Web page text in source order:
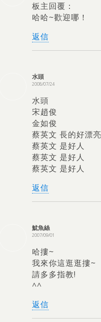
板主回覆：
哈哈~歡迎哪！
返信
水頭
2008/07/24
水頭
宋趙俊
金如俊
蔡英文 長的好漂亮
蔡英文 是好人
蔡英文 是好人
蔡英文 是好人
返信
魷魚絲
2007/09/01
哈摟~
我來你這逛逛摟~
請多多指教!
^^
返信